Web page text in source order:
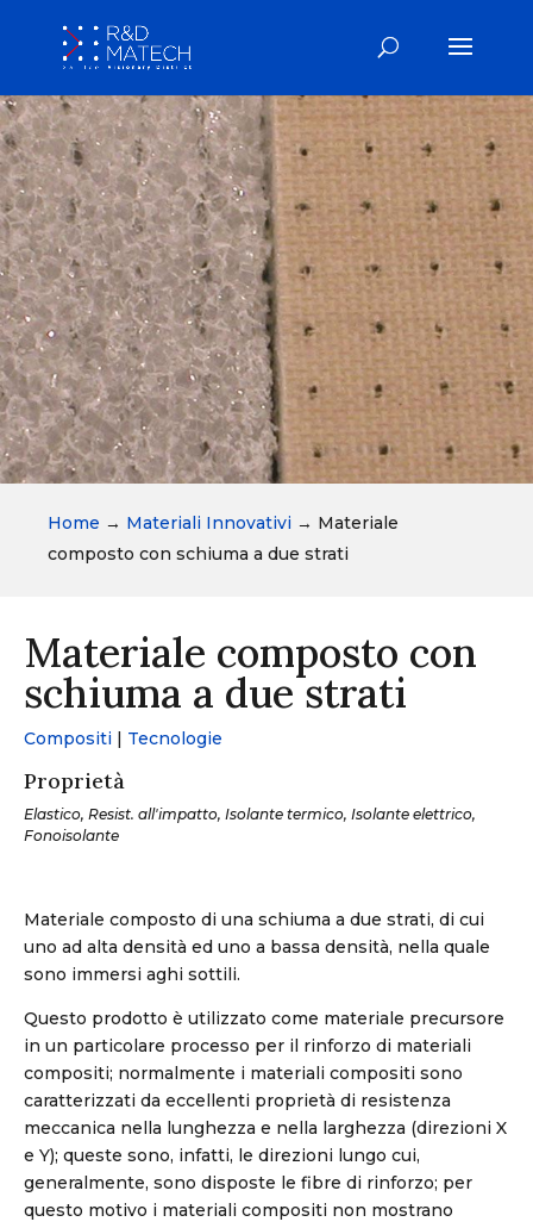
Home → Materiali Innovativi → Materiale
composto con schiuma a due strati
Materiale composto con
schiuma a due strati
Compositi | Tecnologie
Proprietà
Elastico, Resist. all'impatto, Isolante termico, Isolante elettrico,
Fonoisolante
Materiale composto di una schiuma a due strati, di cui
uno ad alta densità ed uno a bassa densità, nella quale
sono immersi aghi sottili.
Questo prodotto è utilizzato come materiale precursore
in un particolare processo per il rinforzo di materiali
compositi; normalmente i materiali compositi sono
caratterizzati da eccellenti proprietà di resistenza
meccanica nella lunghezza e nella larghezza (direzioni X
e Y); queste sono, infatti, le direzioni lungo cui,
generalmente, sono disposte le fibre di rinforzo; per
questo motivo i materiali compositi non mostrano